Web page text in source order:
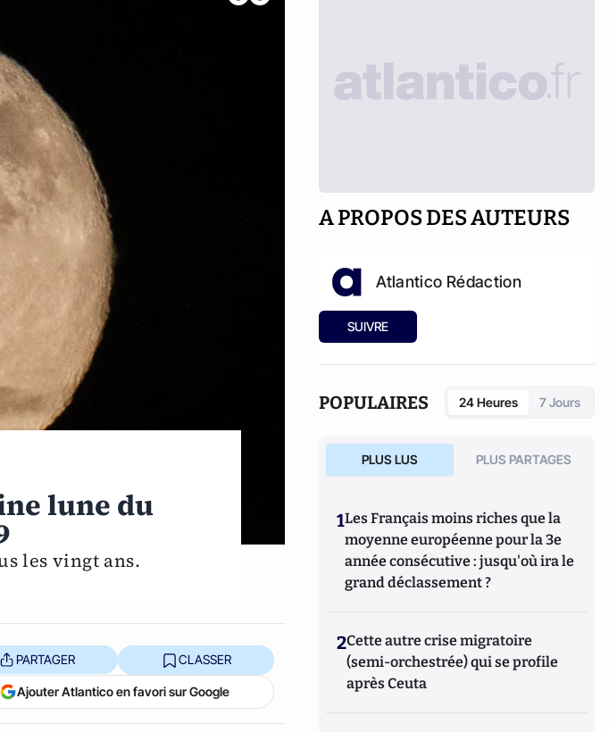
lune du
les vingt ans.
PARTAGER CLASSER
Ajouter Atlantico en favori sur Google
A PROPOS DES AUTEURS
Atlantico Rédaction
SUIVRE
POPULAIRES 24 Heures 7 Jours
PLUS LUS PLUS PARTAGES
1Les Français moins riches que la
moyenne européenne pour la 3e
année consécutive : jusqu'où ira le
grand déclassement ?
2Cette autre crise migratoire
(semi-orchestrée) qui se profile
après Ceuta